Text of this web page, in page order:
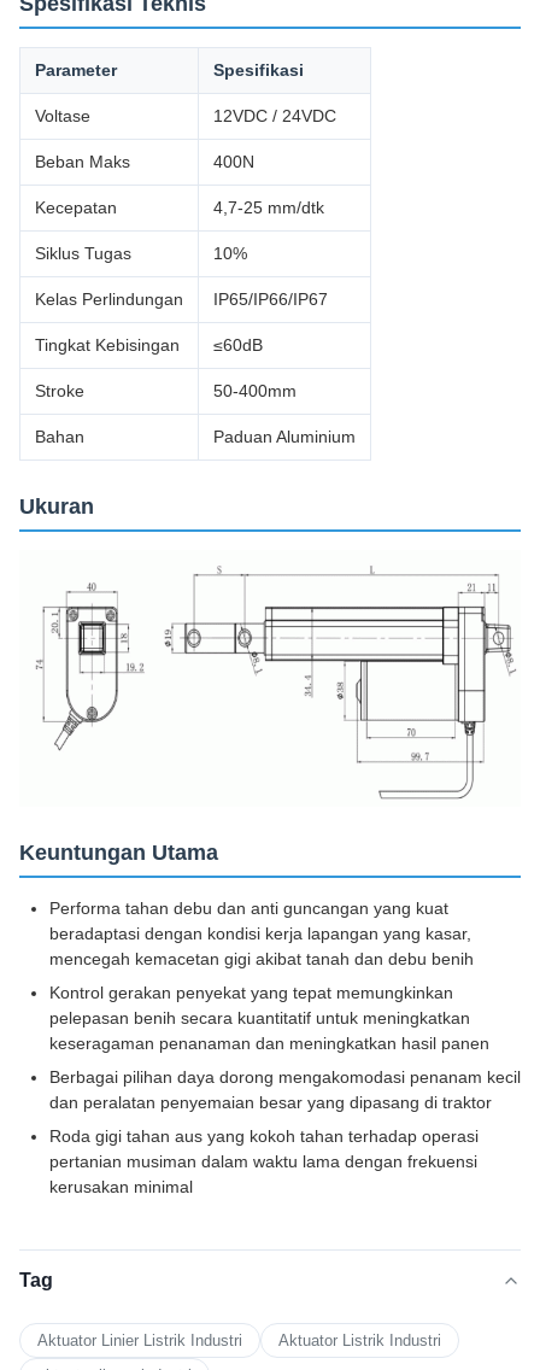
Parameter Spesifikasi
Voltase 12VDC / 24VDC
Beban Maks 400N
Kecepatan 4,7-25 mm/dtk
Siklus Tugas 10%
Kelas Perlindungan IP65/IP66/IP67
Tingkat Kebisingan ≤60dB
Stroke 50-400mm
Bahan Paduan Aluminium
Ukuran
Keuntungan Utama
Performa tahan debu dan anti guncangan yang kuat
beradaptasi dengan kondisi kerja lapangan yang kasar,
mencegah kemacetan gigi akibat tanah dan debu benih
Kontrol gerakan penyekat yang tepat memungkinkan
pelepasan benih secara kuantitatif untuk meningkatkan
keseragaman penanaman dan meningkatkan hasil panen
Berbagai pilihan daya dorong mengakomodasi penanam kecil
dan peralatan penyemaian besar yang dipasang di traktor
Roda gigi tahan aus yang kokoh tahan terhadap operasi
pertanian musiman dalam waktu lama dengan frekuensi
kerusakan minimal
Tag
Aktuator Linier Listrik Industri
Aktuator Listrik Industri